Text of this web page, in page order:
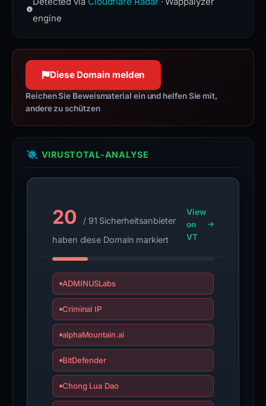
the
inaccurate.
100 % Konfidenz
the Hypertext Transfer Protocol used
httpwg.org
engine
Diese Domain melden
Reichen Sie Beweismaterial ein und helfen Sie mit,
andere zu schützen
VIRUSTOTAL-ANALYSE
20
/ 91 Sicherheitsanbieter
haben diese Domain markiert
View
on
VT
ADMINUSLabs
Criminal IP
alphaMountain.ai
BitDefender
Chong Lua Dao